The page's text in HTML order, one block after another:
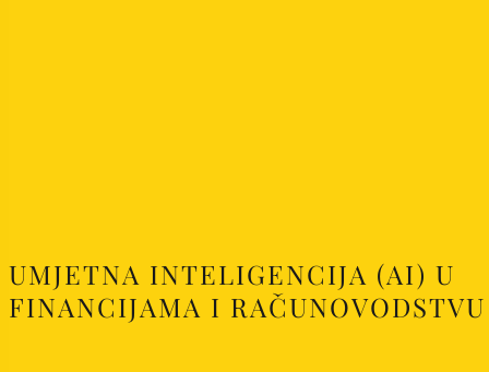
UMJETNA INTELIGENCIJA (AI) U
FINANCIJAMA I RAČUNOVODSTVU